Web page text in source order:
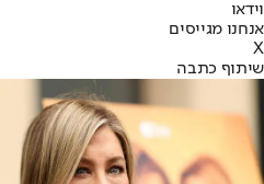
וידאו
אנחנו מגייסים
X
שיתוף כתבה